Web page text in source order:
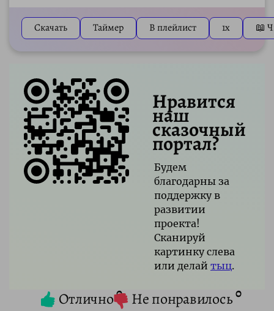
Mute
Скачать Таймер В плейлист 1x 📖
Нравится
наш
сказочный
портал?
Будем
благодарны за
поддержку в
развитии
проекта!
Сканируй
картинку слева
или делай тыц.
Отлично0 Не понравилось0